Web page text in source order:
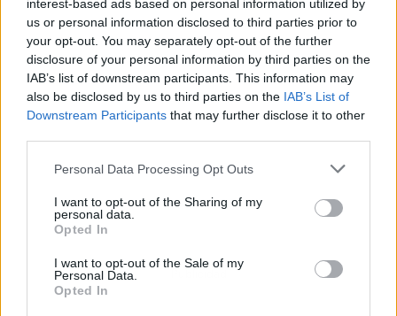
interest-based ads based on personal information utilized by
us or personal information disclosed to third parties prior to
your opt-out. You may separately opt-out of the further
disclosure of your personal information by third parties on the
IAB’s list of downstream participants. This information may
also be disclosed by us to third parties on the IAB’s List of
Downstream Participants that may further disclose it to other
Personal Data Processing Opt Outs
I want to opt-out of the Sharing of my
personal data.
Opted In
I want to opt-out of the Sale of my
Personal Data.
Opted In